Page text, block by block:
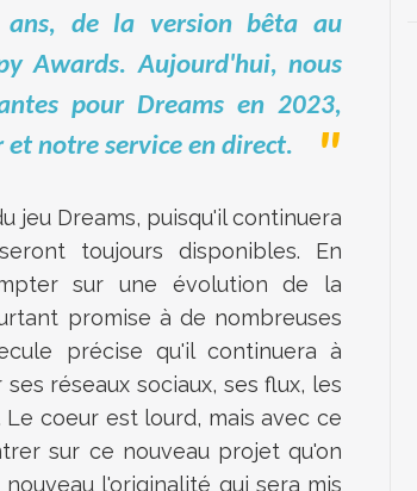
de la version bêta au
Awards. Aujourd'hui, nous
pour Dreams en 2023,
notre service en direct.
jeu Dreams, puisqu'il continuera
toujours disponibles. En
sur une évolution de la
promise à de nombreuses
précise qu'il continuera à
réseaux sociaux, ses flux, les
coeur est lourd, mais avec ce
sur ce nouveau projet qu'on
l'originalité qui sera mis